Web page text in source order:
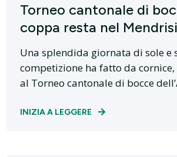
Torneo cantonale di
coppa resta nel
Una splendida giornata di sole e
competizione ha fatto da
al Torneo cantonale di bocce
INIZIA A LEGGERE